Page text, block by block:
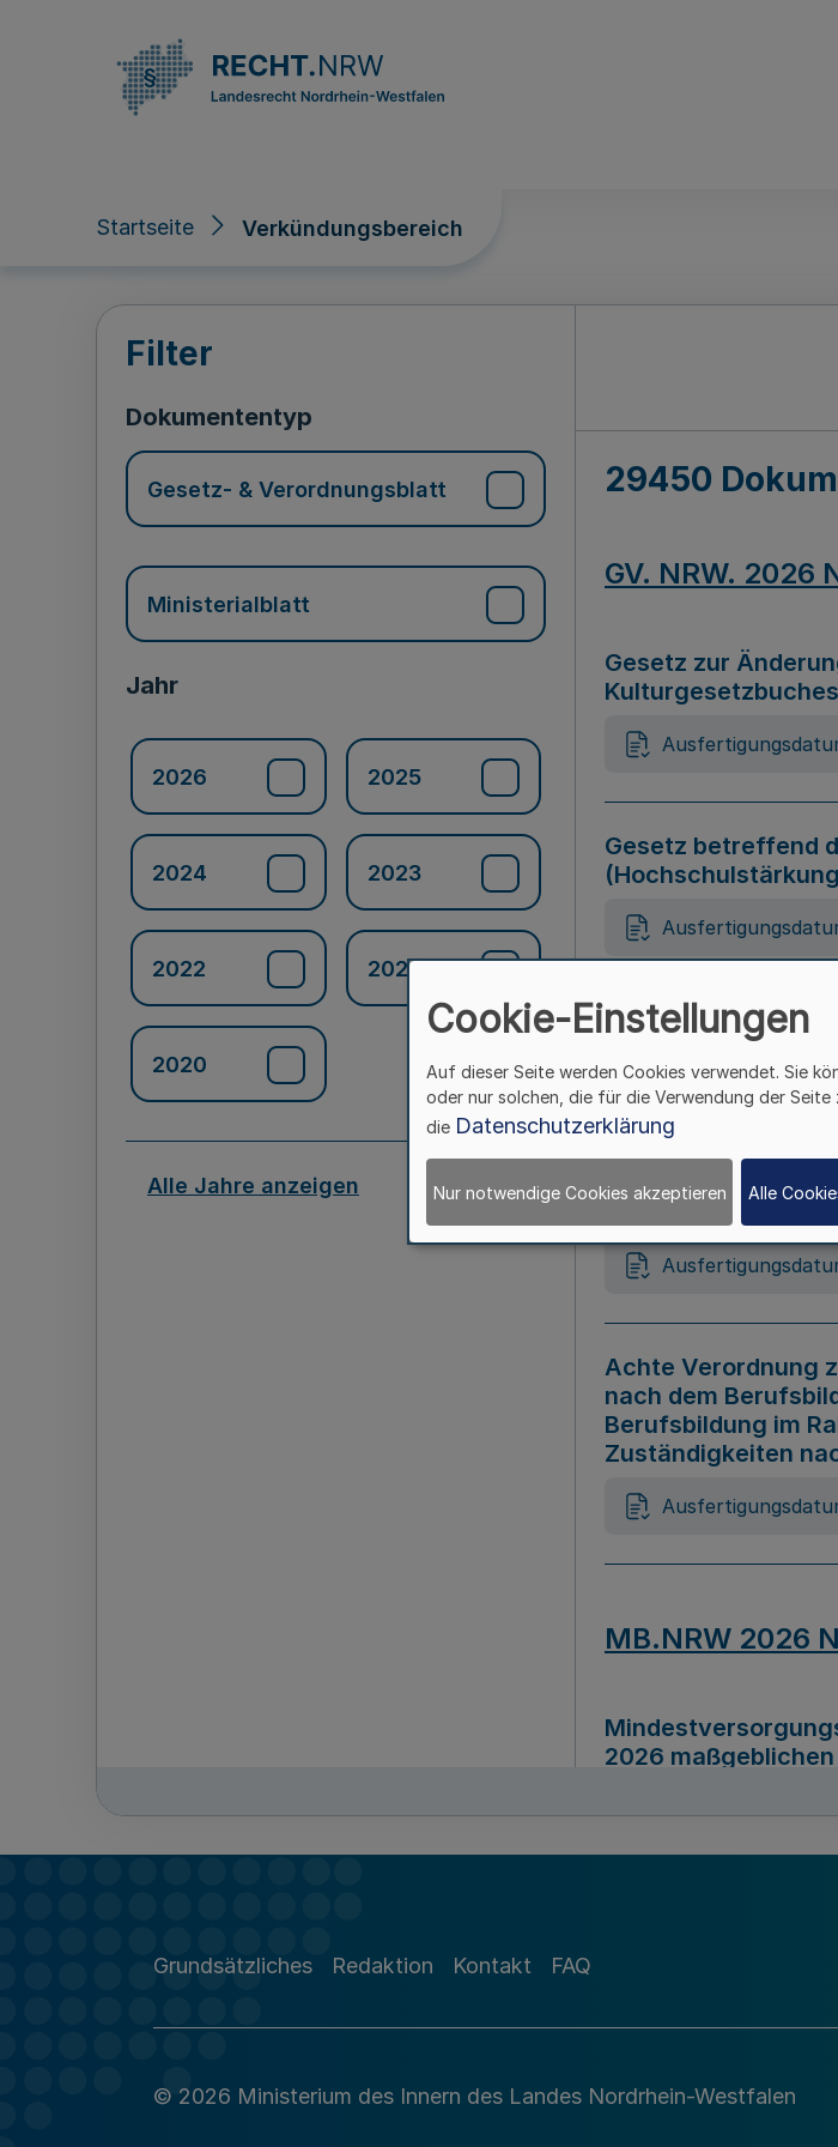
Startseite Verkündungsbereich
Verkündungsbereich
Filter
Dokumententyp
Gesetz- & Verordnungsblatt
Ministerialblatt
Jahr
2026 2025
2024 2023
2022 2021
2020
Alle Jahre anzeigen
29450
GV. NRW. 2026
Gesetz zur
Kulturgesetzbuches
Gesetz betreffend
Gesetz zur
Gesetz zur
Achte Verordnung
nach dem
Berufsbildung im
Zuständigkeiten
MB.NRW 2026
2026 maßgeblichen
Richtlinie zur
Grundsätzliches Redaktion Kontakt FAQ
© 2026 Ministerium des Innern des Landes Nordrhein-Westfalen
Cookie-Einstellungen
Auf dieser Seite werden Cookies verwendet. Sie
oder nur solchen, die für die Verwendung der
die Datenschutzerklärung
Nur notwendige Cookies akzeptieren Alle